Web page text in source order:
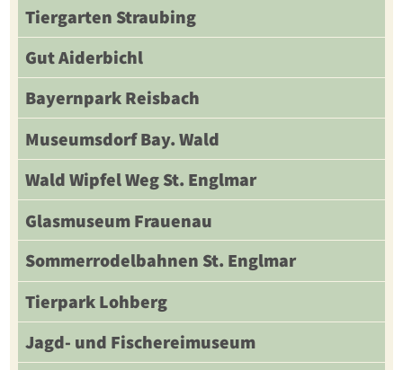
Tiergarten Straubing
Gut Aiderbichl
Bayernpark Reisbach
Museumsdorf Bay. Wald
Wald Wipfel Weg St. Englmar
Glasmuseum Frauenau
Sommerrodelbahnen St. Englmar
Tierpark Lohberg
Jagd- und Fischereimuseum